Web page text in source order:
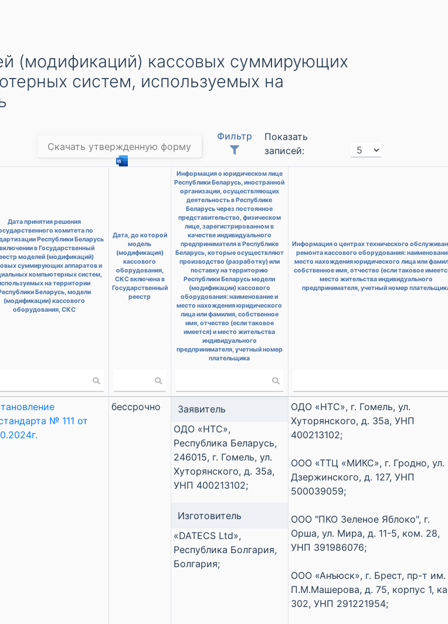
(модификаций) кассовых суммирующих
систем, используемых на
Скачать утвержденную форму
Фильтр
Показать
записей:
Дата принятия решения
комитета по
Республики Беларусь
в Государственный
моделей (модификаций)
суммирующих аппаратов и
компьютерных систем,
на территории
Беларусь, модели
(модификации) кассового
оборудования, СКС
Дата, до которой
модель
(модификация)
кассового
оборудования,
СКС включена в
Государственный
реестр
Информация о юридическом лице
Республики Беларусь, иностранной
организации, осуществляющих
деятельность в Республике
Беларусь через постоянное
представительство, физическом
лице, зарегистрированном в
качестве индивидуального
предпринимателя в Республике
Беларусь, которые осуществляют
производство (разработку) или
поставку на территорию
Республики Беларусь модели
(модификации) кассового
оборудования: наименование и
место нахождения юридического
лица или фамилия, собственное
имя, отчество (если таковое
имеется) и место жительства
индивидуального
предпринимателя, учетный номер
плательщика
Информация о центрах технического
ремонта кассового оборудования:
место нахождения юридического лица или
собственное имя, отчество (если таковое
место жительства индивидуального
предпринимателя, учетный номер
№ 111 от
бессрочно
Заявитель
ОДО «НТС»,
Республика Беларусь,
246015, г. Гомель, ул.
Хуторянского, д. 35а,
УНП 400213102;
Изготовитель
«DATECS Ltd»,
Республика Болгария,
Болгария;
ОДО «НТС», г. Гомель, ул.
Хуторянского, д. 35а, УНП
400213102;
ООО «ТТЦ «МИКС», г. Гродно, ул.
Дзержинского, д. 127, УНП
500039059;
ООО "ПКО Зеленое Яблоко", г.
Орша, ул. Мира, д. 11-5, ком. 28,
УНП 391986076;
ООО «Анъюск», г. Брест, пр-т им.
П.М.Машерова, д. 75, корпус 1,
302, УНП 291221954;